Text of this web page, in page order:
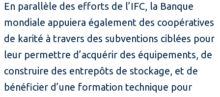
En parallèle des efforts de l’IFC, la Banque
mondiale appuiera également des coopératives
de karité à travers des subventions ciblées pour
leur permettre d’acquérir des équipements, de
construire des entrepôts de stockage, et de
bénéficier d’une formation technique pour